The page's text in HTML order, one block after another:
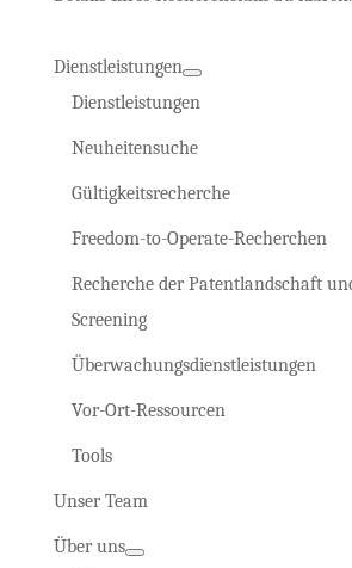
Dienstleistungen
Dienstleistungen
Neuheitensuche
Gültigkeitsrecherche
Freedom-to-Operate-Recherchen
Recherche der Patentlandschaft
Screening
Überwachungsdienstleistungen
Vor-Ort-Ressourcen
Tools
Unser Team
Über uns